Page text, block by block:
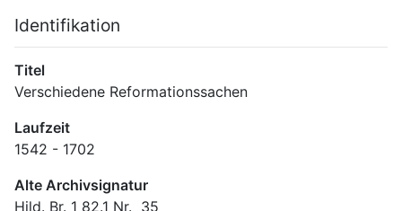
Identifikation
Titel
Verschiedene Reformationssachen
Laufzeit
1542 - 1702
Alte Archivsignatur
Hild. Br. 1 82.1 Nr.  35